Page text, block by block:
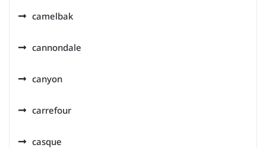
camelbak
cannondale
canyon
carrefour
casque